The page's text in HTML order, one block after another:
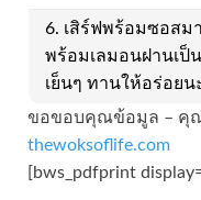
6. เสิร์ฟพร้อมซอสม
พร้อมเลมอนฝานเป็
เย็นๆ ทานให้อร่อยน
ขอขอบคุณข้อมูล – คุณ
thewoksoflife.com
[bws_pdfprint